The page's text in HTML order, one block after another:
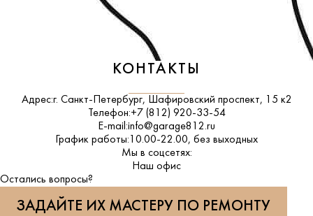
КОНТАКТЫ
Адрес:г. Санкт-Петербург, Шафировский проспект, 15 к2
Телефон:+7 (812) 920-33-54
E-mail:info@garage812.ru
График работы: 10.00-22.00, без выходных
Мы в соцсетях:
ВКонтакте
Наш офис
Остались вопросы?
ЗАДАЙТЕ ИХ МАСТЕРУ ПО РЕМОНТУ